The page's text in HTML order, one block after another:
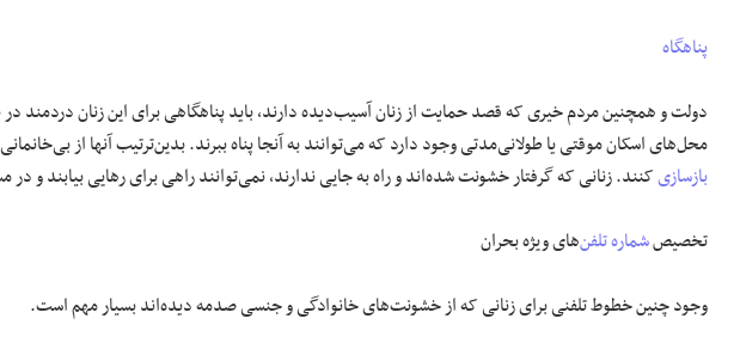
پناهگاه
دولت و همچنین مردم خیری که قصد حمایت از زنان آسیب‌دیده دارند، باید پناهگاهی برای این زنان دردمند در
محل‌های اسکان موقتی یا طولانی‌مدتی وجود دارد که می‌توانند به آنجا پناه ببرند. بدین‌ترتیب آنها از
بازسازیکنند. زنانی که گرفتار خشونت شده‌اند و راه به‌ جایی ندارند، نمی‌توانند راهی برای رهایی بیابند و در
تخصیصشماره تلفن‌های ویژه بحران
وجود چنین خطوط تلفنی برای زنانی که از خشونت‌های خانوادگی و جنسی صدمه‌ دیده‌اند بسیار مهم است.